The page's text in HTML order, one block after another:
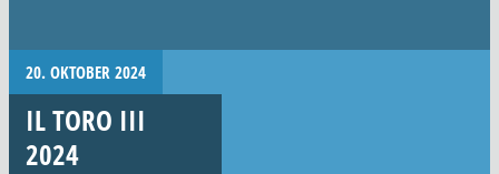
20. OKTOBER 2024
IL TORO III
2024